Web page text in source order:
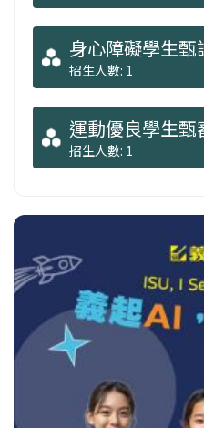
身心障礙學生甄
招生人數: 1
運動優良學生甄
招生人數: 1